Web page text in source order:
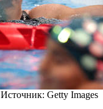
Источник: Getty Images